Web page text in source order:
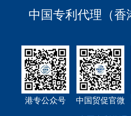
China
中国专利代理（香
港专公众号 中国贸促官微